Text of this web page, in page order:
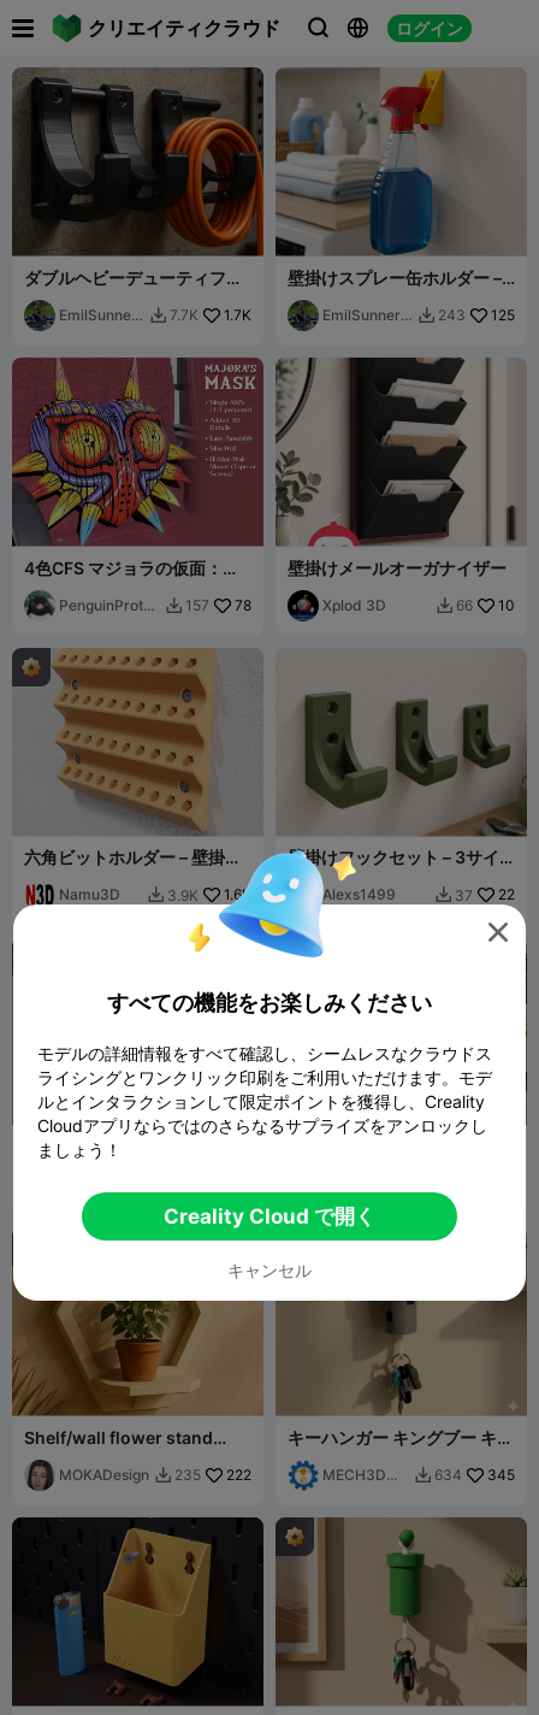
クリエイティクラウド   ログイン
 
ダブルヘビーデューティフッ
ク / ツールホルダー — ケーブ
ルオーガナイザー (V4)
EmilSunner
 7.7K 1.7K
壁掛けスプレー缶ホルダー –
コンパクトスプレーボトルホ
ルダーEmilSunnerb
 243 125
4色CFS マジョラの仮面：高
精細、組み立て簡単
PenguinProtot
 157 78
壁掛けメールオーガナイザー
Xplod 3D  66 10
六角ビットホルダー – 壁掛け
ザー Namu3D  3.9K 1.6K
壁掛けフックセット – 3サイ
ズ | 頑丈な3Dプリントフック
Alexs1499  37 22
スーパーマリオパイプキーハ
ンガー ルイージ
PRINTING
Designs
Shelf/wall flower stand
Hexa -MOKA Design
MOKADesign  235 222
キーハンガー キングブー キー
ホルダー スーパーマリオ
MECH3D
 634 345

すべての機能をお楽しみください
モデルの詳細情報をすべて確認し、シームレスなクラウドス
ライシングとワンクリック印刷をご利用いただけます。モデ
ルとインタラクションして限定ポイントを獲得し、Creality
Cloudアプリならではのさらなるサプライズをアンロックし
ましょう！
Creality Cloud で開く
キャンセル